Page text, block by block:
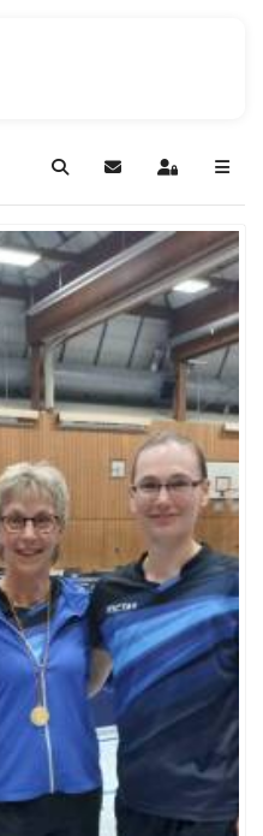
SearchUpdatesSign In